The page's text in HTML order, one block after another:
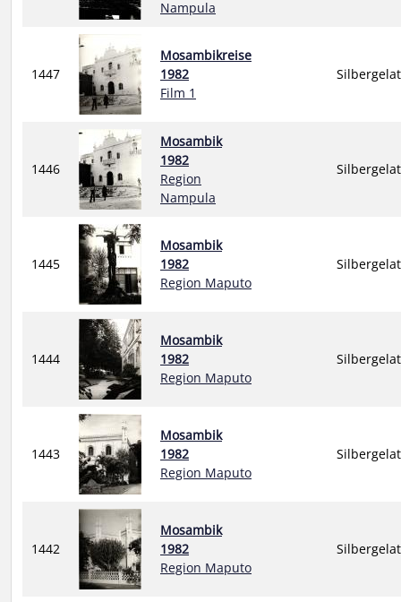
Nampula
1447
Mosambikreise
1982
Film 1
1446
Mosambik
1982
Region
Nampula
1445
Mosambik
1982
Region Maputo
1444
Mosambik
1982
Region Maputo
1443
Mosambik
1982
Region Maputo
1442
Mosambik
1982
Region Maputo